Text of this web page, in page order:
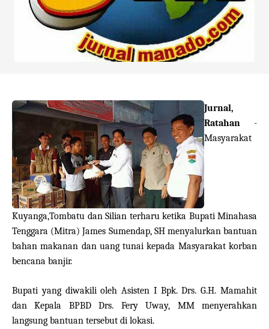
Jurnal,
Ratahan -
Masyarakat
Kuyanga,Tombatu dan Silian terharu ketika Bupati Minahasa
Tenggara (Mitra) James Sumendap, SH menyalurkan bantuan
bahan makanan dan uang tunai kepada Masyarakat korban
bencana banjir.
Bupati yang diwakili oleh Asisten I Bpk. Drs. G.H. Mamahit
dan Kepala BPBD Drs. Fery Uway, MM menyerahkan
langsung bantuan tersebut di lokasi.